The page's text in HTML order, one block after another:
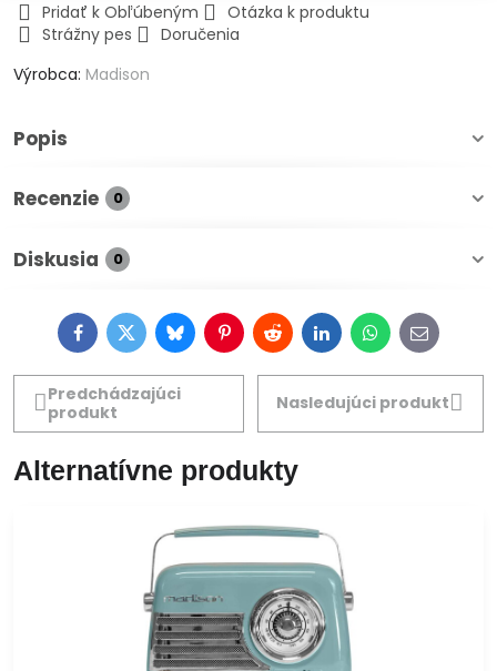
Pridať k Obľúbeným
Otázka k produktu
Strážny pes
Doručenia
Výrobca: Madison
Popis
Recenzie 0
Diskusia 0
FacebookTwitterBlueskyPinterestRedditLinkedInWhatsApp
E-
mail
Predchádzajúci
produkt
Nasledujúci produkt
Alternatívne produkty